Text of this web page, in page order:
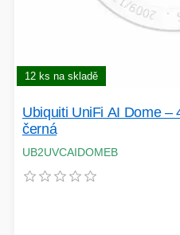
12 ks na skladě
Ubiquiti UniFi AI Dome –
černá
UB2UVCAIDOMEB